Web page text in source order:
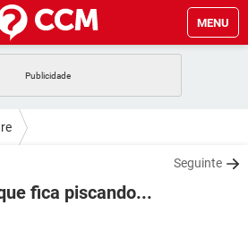
MENU
GMAIL
WHATSAPP
Seguinte
fica piscando...